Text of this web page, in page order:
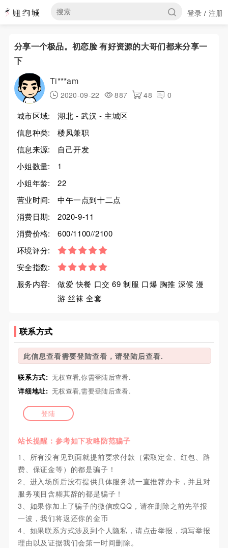
登录 / 注册
分享一个极品。初恋脸 有好资源的大哥们都来分享一
下
Ti***am
2020-09-22 887 48 0
城市区域:
湖北 - 武汉 - 主城区
信息种类:
楼凤兼职
信息来源:
自己开发
小姐数量:
1
小姐年龄:
22
营业时间:
中午一点到十二点
消费日期:
2020-9-11
消费价格:
600/1100//2100
环境评分:
安全指数:
服务内容:
做爱 快餐 口交 69 制服 口爆 胸推 深候 漫
游 丝袜 全套
联系方式
此信息查看需要登陆查看，请登陆后查看.
联系方式: 无权查看,你需登陆后查看.
详细地址: 无权查看,需要登陆后查看.
登陆
站长提醒：参考如下攻略防范骗子
1、所有没有见到面就提前要求付款（索取定金、红包、路
费、保证金等）的都是骗子！
2、进入场所后没有提供具体服务就一直推荐办卡，并且对
服务项目含糊其辞的都是骗子！
3、如果你加上了骗子的微信或QQ，请在删除之前先举报
一波，我们将返还你的金币
4、如果联系方式涉及到个人隐私，请点击举报，填写举报
理由以及证据我们会第一时间删除。